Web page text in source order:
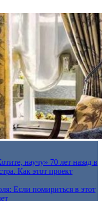
научу» 70 лет назад в
Как этот проект
Если помириться в этот